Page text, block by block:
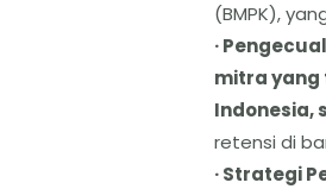
(BMPK),
·
mitra
Indonesia,
retensi di
· Strategi